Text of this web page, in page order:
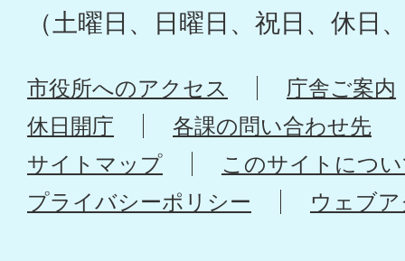
（土曜日、日曜日、祝日、休日
市役所へのアクセス
庁舎ご案内
休日開庁
各課の問い合わせ先
サイトマップ
このサイトにつ
プライバシーポリシー
ウェブ